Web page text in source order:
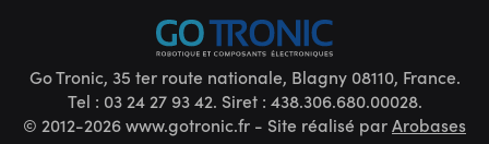
Go Tronic, 35 ter route nationale, Blagny 08110, France.
Tel : 03 24 27 93 42. Siret : 438.306.680.00028.
© 2012-2026 www.gotronic.fr - Site réalisé parArobases